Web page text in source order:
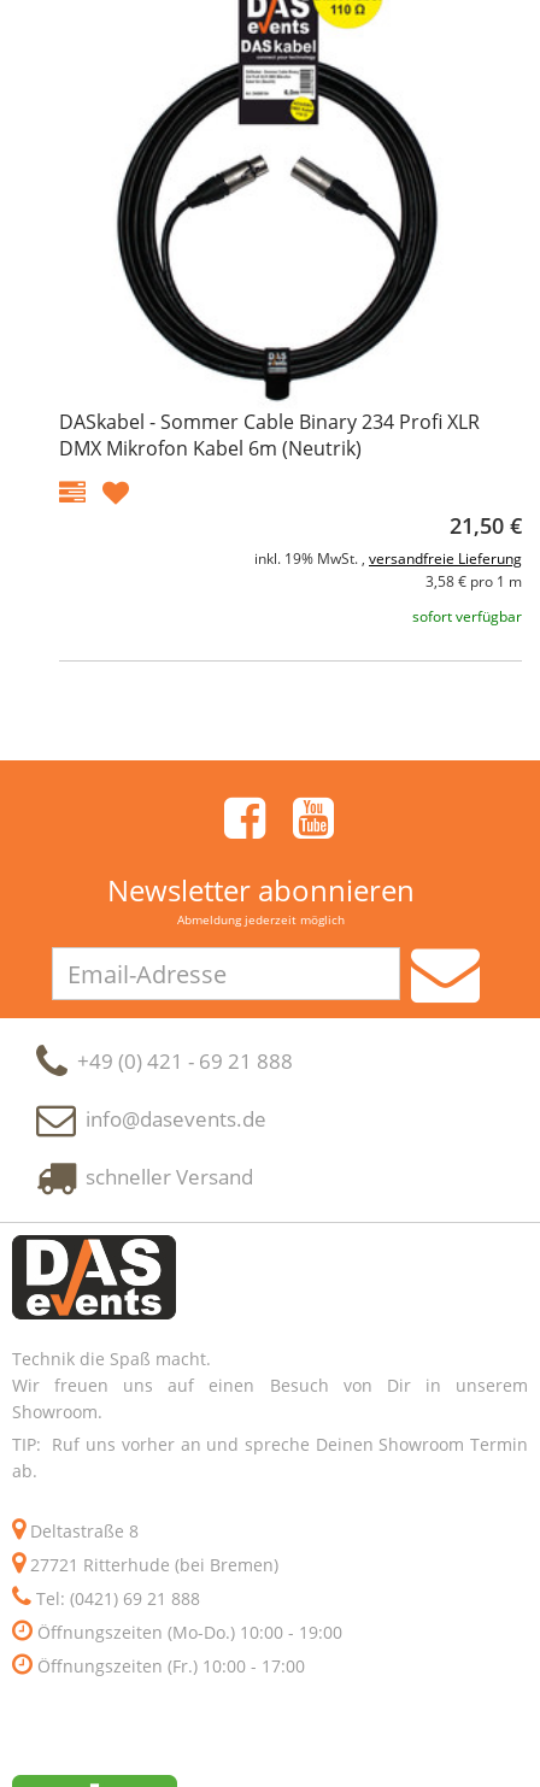
DASkabel - Sommer Cable Binary 234 Profi XLR
DMX Mikrofon Kabel 6m (Neutrik)
21,50 €
inkl. 19% MwSt. , versandfreie Lieferung
3,58 € pro 1 m
sofort verfügbar
Newsletter abonnieren
Abmeldung jederzeit möglich
Adresse
+49 (0) 421 - 69 21 888
info@dasevents.de
schneller Versand
Technik die Spaß macht.
Wir freuen uns auf einen Besuch von Dir in unserem
Showroom.
TIP: Ruf uns vorher an und spreche Deinen Showroom Termin
ab.
Deltastraße 8
27721 Ritterhude (bei Bremen)
Tel: (0421) 69 21 888
Öffnungszeiten (Mo-Do.) 10:00 - 19:00
Öffnungszeiten (Fr.) 10:00 - 17:00